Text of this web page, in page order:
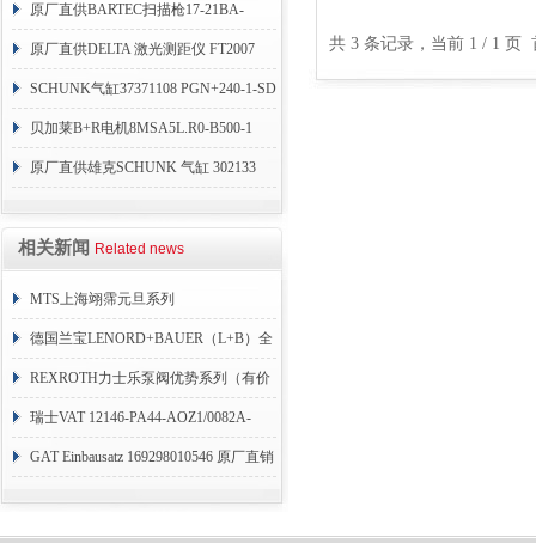
原厂直供BARTEC扫描枪17-21BA-
M32SR0000000
原厂直供DELTA 激光测距仪 FT2007
24VDC
SCHUNK气缸37371108 PGN+240-1-SD
贝加莱B+R电机8MSA5L.R0-B500-1
原厂直供雄克SCHUNK 气缸 302133
相关新闻 Related news
MTS上海翊霈元旦系列
RHM3050MR081A01
德国兰宝LENORD+BAUER（L+B）全
系列编码器
REXROTH力士乐泵阀优势系列（有价
目表）
瑞士VAT 12146-PA44-AOZ1/0082A-
1173938
GAT Einbausatz 169298010546 原厂直销
共 3 条记录，当前 1 / 1